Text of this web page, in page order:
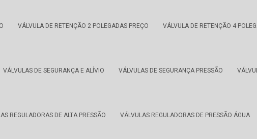
VÁLVULA DE RETENÇÃO 2 POLEGADAS PREÇO VÁLVULA DE RETENÇÃO 4
VÁLVULAS DE SEGURANÇA E ALÍVIO VÁLVULAS DE SEGURANÇA PRESSÃO
REGULADORAS DE ALTA PRESSÃO VÁLVULAS REGULADORAS DE PRESSÃO ÁGUA